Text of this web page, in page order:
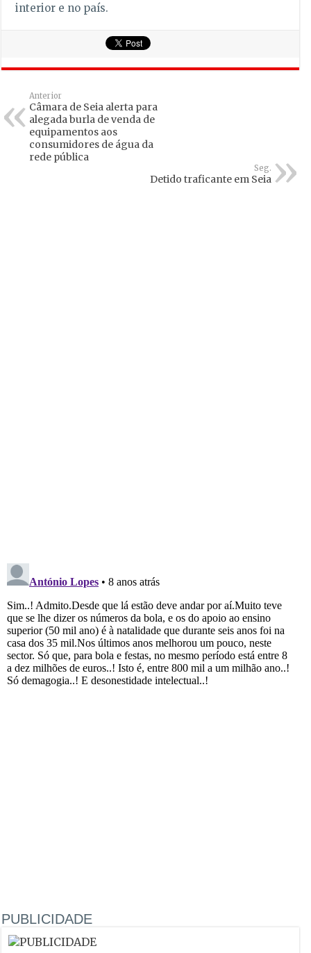
interior e no país.
Anterior
Câmara de Seia alerta para
alegada burla de venda de
equipamentos aos
consumidores de água da
rede pública
Seg.
Detido traficante em Seia
PUBLICIDADE